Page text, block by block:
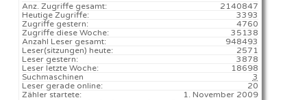
2140847
Anz. Zugriffe gesamt:
3393
Heutige Zugriffe:
4760
Zugriffe gestern:
35138
Zugriffe diese Woche:
948493
Anzahl Leser gesamt:
2571️
Leser(sitzungen) heute:
3878
Leser gestern:
18698️
Leser letzte Woche:
3
Suchmaschinen
20
Leser gerade online:
1. November 2009
Zähler startete: